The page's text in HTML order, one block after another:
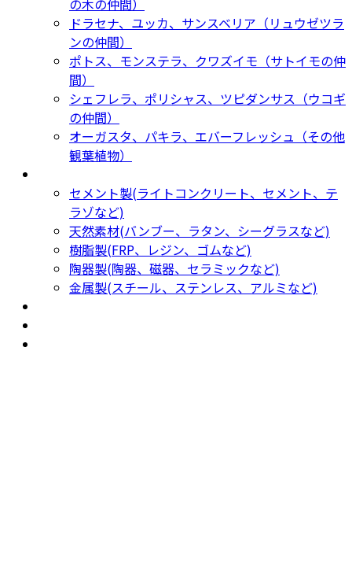
の木の仲間）
ドラセナ、ユッカ、サンスベリア（リュウゼツラ
ンの仲間）
ポトス、モンステラ、クワズイモ（サトイモの仲
間）
シェフレラ、ポリシャス、ツピダンサス（ウコギ
の仲間）
オーガスタ、パキラ、エバーフレッシュ（その他
観葉植物）
セメント製(ライトコンクリート、セメント、テ
ラゾなど)
天然素材(バンブー、ラタン、シーグラスなど)
樹脂製(FRP、レジン、ゴムなど)
陶器製(陶器、磁器、セラミックなど)
金属製(スチール、ステンレス、アルミなど)